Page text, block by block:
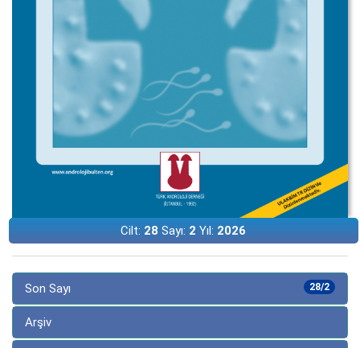
Cilt: 28 Sayı: 2 Yıl: 2026
28/2
Son Sayı
Arşiv